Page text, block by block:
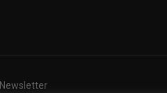
Newsletter